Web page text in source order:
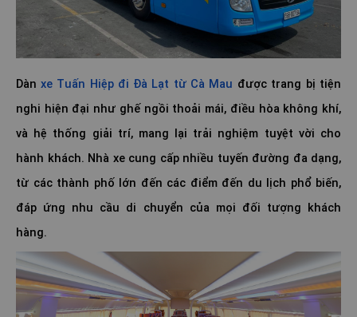
Dàn xe Tuấn Hiệp đi Đà Lạt từ Cà Mau được trang bị tiện
nghi hiện đại như ghế ngồi thoải mái, điều hòa không khí,
và hệ thống giải trí, mang lại trải nghiệm tuyệt vời cho
hành khách. Nhà xe cung cấp nhiều tuyến đường đa dạng,
từ các thành phố lớn đến các điểm đến du lịch phổ biến,
đáp ứng nhu cầu di chuyển của mọi đối tượng khách
hàng.